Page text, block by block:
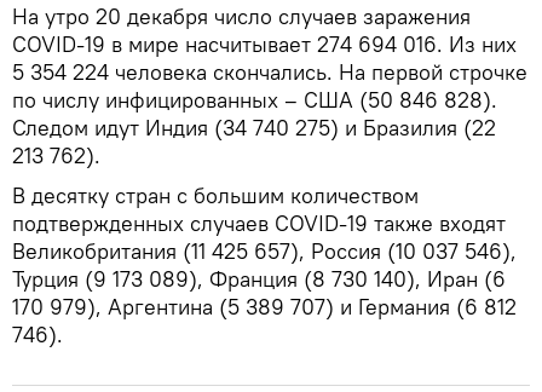
На утро 20 декабря число случаев заражения
COVID-19 в мире насчитывает 274 694 016. Из них
5 354 224 человека скончались. На первой строчке
по числу инфицированных – США (50 846 828).
Следом идут Индия (34 740 275) и Бразилия (22
213 762).
В десятку стран с большим количеством
подтвержденных случаев COVID-19 также входят
Великобритания (11 425 657), Россия (10 037 546),
Турция (9 173 089), Франция (8 730 140), Иран (6
170 979), Аргентина (5 389 707) и Германия (6 812
746).